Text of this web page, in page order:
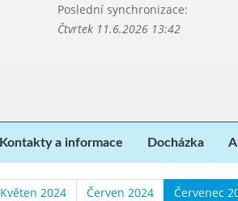
Poslední synchronizace:
Čtvrtek 11.6.2026 13:42
Kontakty a informace Docházka
Květen 2024 Červen 2024 Červenec